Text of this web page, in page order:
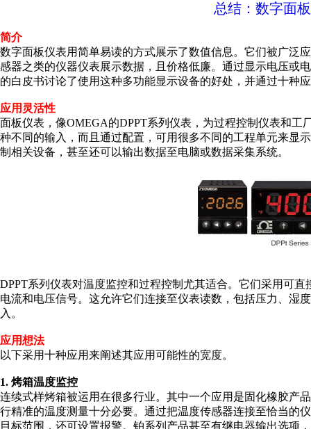
总结：数字面
简介
数字面板仪表用简单易读的方式展示了数值信息。它们被广泛
感器之类的仪器仪表展示数据，且价格低廉。通过显示电压或
的白皮书讨论了使用这种多功能显示设备的好处，并通过十种
应用灵活性
面板仪表，像OMEGA的DPPT系列仪表，为过程控制仪表和
种不同的输入，而且通过配置，可用很多不同的工程单元来显
制相关设备，甚至还可以输出数据至电脑或数据采集系统。
DPPT系列仪表对温度监控和过程控制尤其适合。它们采用可
电流和电压信号。这允许它们连接至仪表读数，包括压力、湿
入。
应用想法
以下采用十种应用来阐述其应用可能性的宽度。
1. 烤箱温度监控
连续式样烤箱被运用在很多行业。其中一个应用是固化橡胶产
行精准的温度测量十分必要。通过把温度传感器连接至恰当的
目标范围，还可设置报警。铂系列产品甚至有继电器输出选项